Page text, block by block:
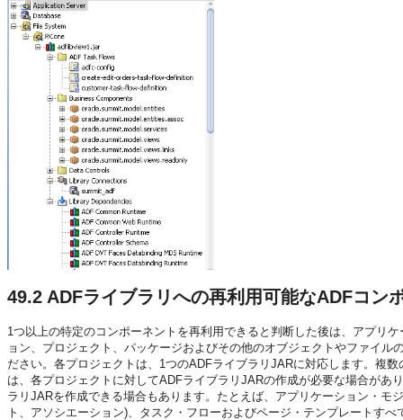
49.2 ADFライブラリへの再利用可能なADFコン
1つ以上の特定のコンポーネントを再利用できると判断した後は、アプリ
ョン、プロジェクト、パッケージおよびその他のオブジェクトやファイル
ださい。各プロジェクトは、1つのADFライブラリJARに対応します。複
は、各プロジェクトに対してADFライブラリJARの作成が必要な場合が
ラリJARを作成できる場合もあります。たとえば、アプリケーション・
ト、アソシエーション)、タスク・フローおよびページ・テンプレートす